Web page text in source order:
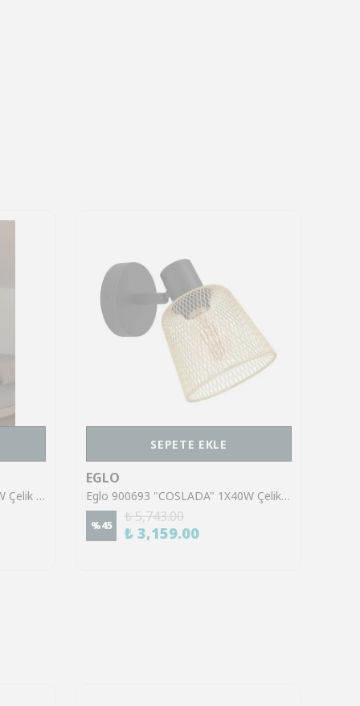
Eglo 900331 "SOREGO" 1X2,8W Çelik Siyah Sıva Üstü Spot
SEPETE EKLE
EGLO
Eglo 900693 "COSLADA" 1X40W Çelik Siyah Sıva Üstü Spot
%45
₺ 5,743.00
₺ 3,159.00